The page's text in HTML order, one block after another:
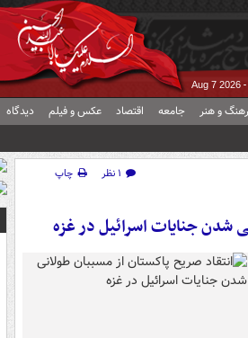
Aug 7 2026
و هنر جامعه اقتصاد عکس و فیلم دیدگاه
۱ نظر
چاپ
شدن جنایات اسرائیل در غزه